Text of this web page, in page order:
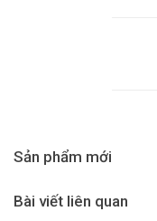
Sản phẩm mới
Bài viết liên quan